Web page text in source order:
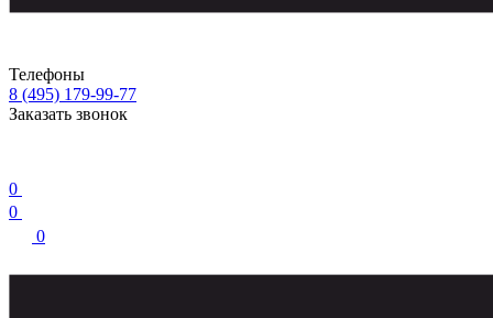
Телефоны
8 (495) 179-99-77
Заказать звонок
0
0
0